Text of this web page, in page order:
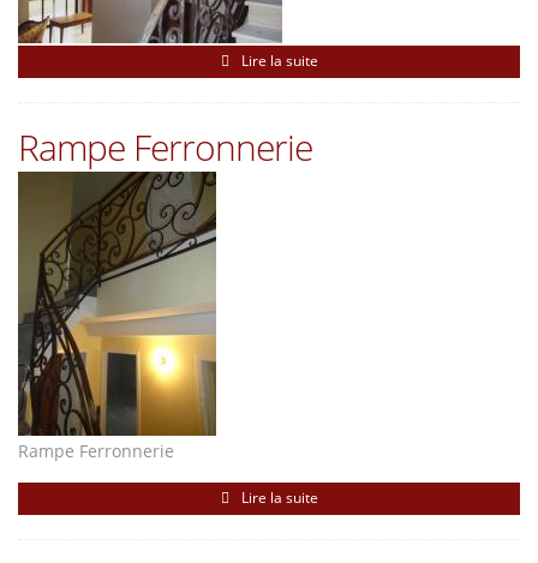
Lire la suite
Rampe Ferronnerie
Rampe Ferronnerie
Lire la suite